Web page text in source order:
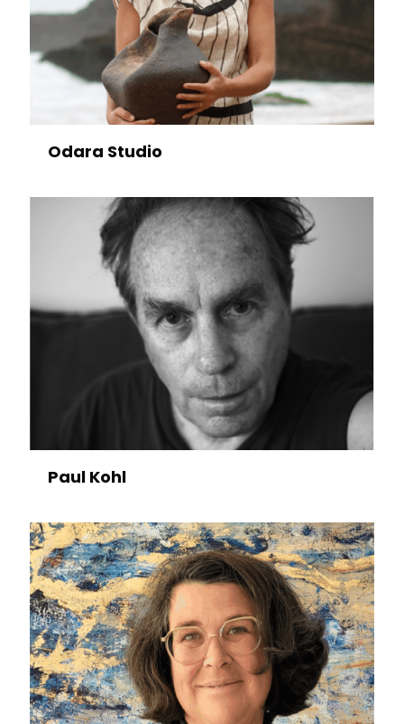
Odara Studio
Paul Kohl